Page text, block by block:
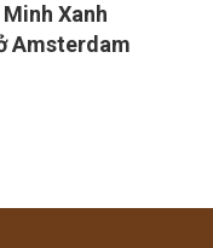
Xanh
Amsterdam